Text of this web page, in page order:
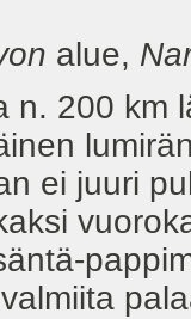
alue,
n. 200 km
ei juuri